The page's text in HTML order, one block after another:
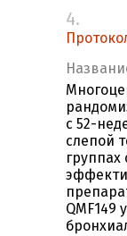
4.
с 52-
слепой
QMF149